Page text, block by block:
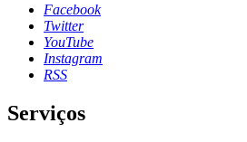
Facebook
Twitter
YouTube
Instagram
RSS
Serviços